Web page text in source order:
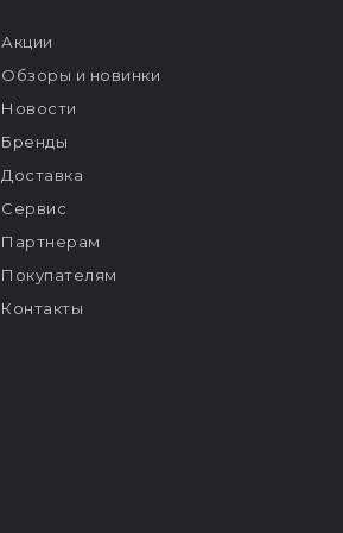
Акции
Обзоры и новинки
Новости
Бренды
Доставка
Сервис
Партнерам
Покупателям
Контакты